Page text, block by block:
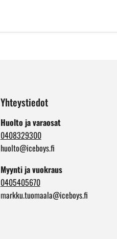
Yhteystiedot
Huolto ja varaosat
0408329300
huolto@iceboys.fi
Myynti ja vuokraus
0405405670
markku.tuomaala@iceboys.fi